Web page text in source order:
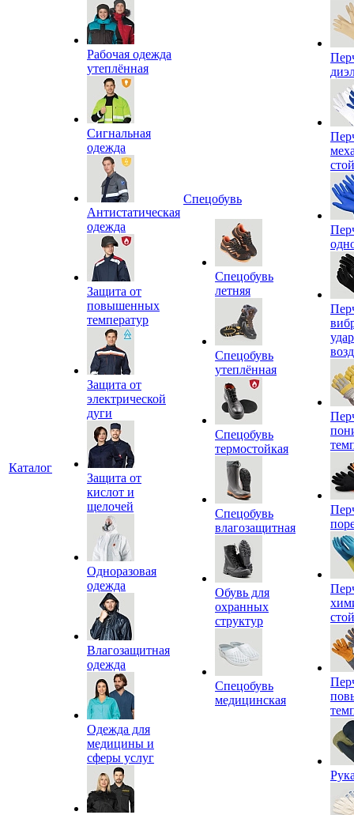
Каталог
Рабочая одежда
утеплённая
Сигнальная
одежда
Антистатическая
одежда
Защита от
повышенных
температур
Защита от
электрической
дуги
Защита от
кислот и
щелочей
Одноразовая
одежда
Влагозащитная
одежда
Одежда для
медицины и
сферы услуг
Спецобувь
Спецобувь
летняя
Спецобувь
утеплённая
Спецобувь
термостойкая
Спецобувь
влагозащитная
Обувь для
охранных
структур
Спецобувь
медицинская